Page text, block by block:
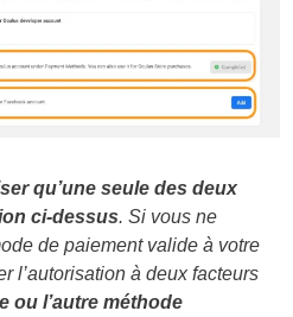
qu’une seule des deux
ci-dessus. Si vous ne
de paiement valide à votre
l’autorisation à deux facteurs
ou l’autre méthode